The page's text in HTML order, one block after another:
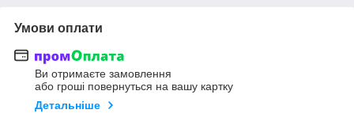
Умови оплати
Ви отримаєте замовлення
або гроші повернуться на вашу картку
Детальніше